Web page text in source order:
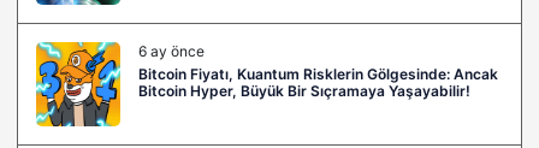
6 ay önce
Bitcoin Fiyatı, Kuantum Risklerin Gölgesinde: Ancak
Bitcoin Hyper, Büyük Bir Sıçramaya Yaşayabilir!